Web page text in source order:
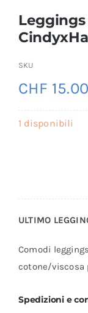
SKU
CHF 15.00
1 disponibili
Navy
XL)
ULTIMO
Comodi
cotone/viscosa
Spedizioni e